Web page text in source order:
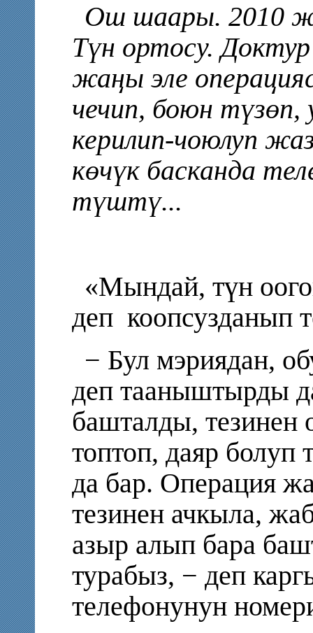
Ош шаары. 2010
Түн ортосу.
жаңы эле
чечип, боюн түзөп,
керилип-чоюлуп
көчүк басканда
түштү...
«Мындай, түн
деп коопсузданып
− Бул мэриядан,
деп тааныштырды
башталды, тезинен
топтоп, даяр
да бар. Операция
тезинен ачкыла,
азыр алып бара
турабыз, − деп
телефонунун